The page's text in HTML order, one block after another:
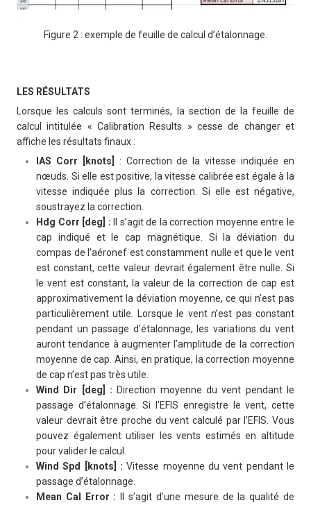
Figure 2 : exemple de feuille de calcul d’étalonnage.
LES RÉSULTATS
Lorsque les calculs sont terminés, la section de la feuille de
calcul intitulée « Calibration Results » cesse de changer et
affiche les résultats finaux :
IAS Corr [knots]
: Correction de la vitesse indiquée en
nœuds. Si elle est positive, la vitesse calibrée est égale à la
vitesse indiquée plus la correction. Si elle est négative,
soustrayez la correction.
Hdg Corr [deg] : Il s’agit de la correction moyenne entre le
cap indiqué et le cap magnétique. Si la déviation du
compas de l’aéronef est constamment nulle et que le vent
est constant, cette valeur devrait également être nulle. Si
le vent est constant, la valeur de la correction de cap est
approximativement la déviation moyenne, ce qui n’est pas
particulièrement utile. Lorsque le vent n’est pas constant
pendant un passage d’étalonnage, les variations du vent
auront tendance à augmenter l’amplitude de la correction
moyenne de cap. Ainsi, en pratique, la correction moyenne
de cap n’est pas très utile.
Wind Dir [deg] : Direction moyenne du vent pendant le
passage d’étalonnage. Si l’EFIS enregistre le vent, cette
valeur devrait être proche du vent calculé par l’EFIS. Vous
pouvez également utiliser les vents estimés en altitude
pour valider le calcul.
Wind Spd [knots] : Vitesse moyenne du vent pendant le
passage d’étalonnage.
Mean Cal Error : Il s’agit d’une mesure de la qualité de